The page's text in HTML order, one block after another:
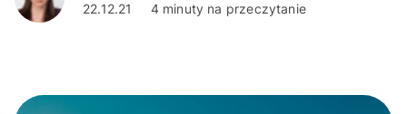
22.12.21 4 minuty na przeczytanie